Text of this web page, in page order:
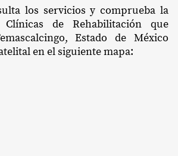
los servicios y comprueba la
de Rehabilitación que
Estado de México
en el siguiente mapa: